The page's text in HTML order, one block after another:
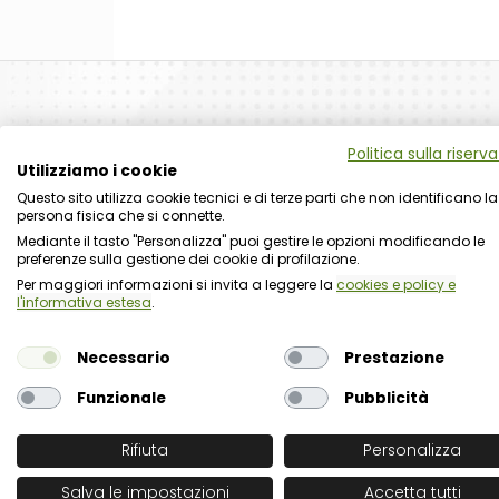
Richiesta commerciale
Nome organizzazione
Nome referente
Cognome referente
Tipologia di organizzazione
Prodotto di interesse
Indirizzo email istituzionale*
Telefono istituzionale
Messaggio
Politica sulla
Utilizziamo i cookie
Questo sito utilizza cookie tecnici e di terze parti che non identificano la
persona fisica che si connette.
Mediante il tasto "Personalizza" puoi gestire le opzioni modificando le
preferenze sulla gestione dei cookie di profilazione.
Per maggiori informazioni si invita a leggere la cookies e policy e
l'informativa estesa.
Necessario
Prestazione
Funzionale
Pubblicità
Rifiuta
Personalizza
Salva le impostazioni
Accetta tutti